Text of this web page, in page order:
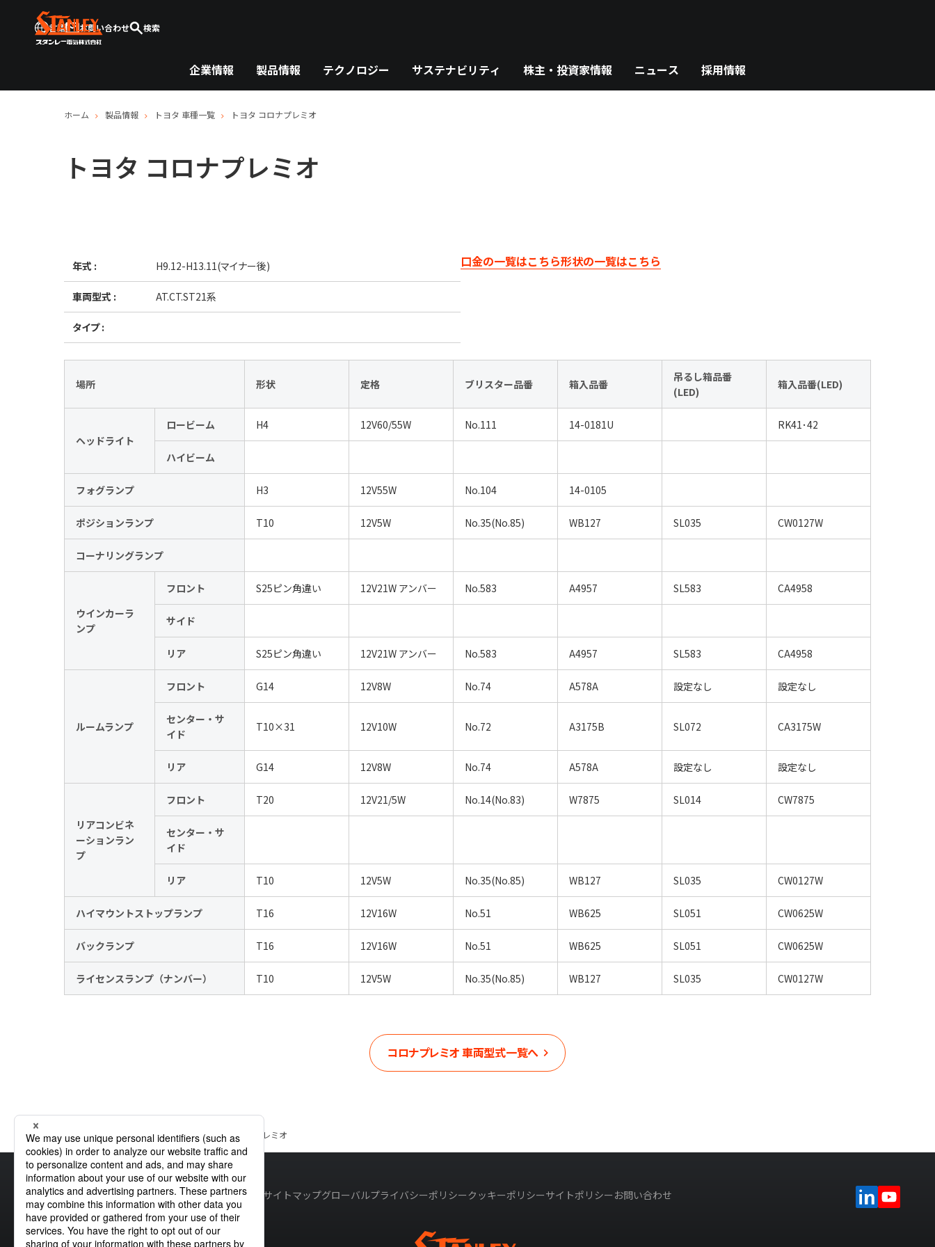
言語 お問い合わせ 検索
企業情報 製品情報 テクノロジー サステナビリティ 株主・投資家情報 ニュース 採用情報
ホーム 製品情報 トヨタ 車種一覧 トヨタ コロナプレミオ
トヨタ コロナプレミオ
年式 : H9.12-H13.11(マイナー後)
車両型式 : AT.CT.ST21系
タイプ :
口金の一覧はこちら形状の一覧はこちら
場所 形状 定格 ブリスター品番 箱入品番
吊るし箱品番
(LED)
箱入品番(LED)
ヘッドライト
ロービーム H4 12V60/55W No.111 14-0181U RK41･42
ハイビーム
フォグランプ H3 12V55W No.104 14-0105
ポジションランプ T10 12V5W No.35(No.85) WB127 SL035 CW0127W
コーナリングランプ
ウインカーラ
ンプ
フロント S25ピン角違い 12V21W アンバー No.583 A4957 SL583 CA4958
サイド
リア S25ピン角違い 12V21W アンバー No.583 A4957 SL583 CA4958
ルームランプ
フロント G14 12V8W No.74 A578A 設定なし 設定なし
センター・サ
イド
T10×31 12V10W No.72 A3175B SL072 CA3175W
リア G14 12V8W No.74 A578A 設定なし 設定なし
リアコンビネ
ーションラン
プ
フロント T20 12V21/5W No.14(No.83) W7875 SL014 CW7875
センター・サ
イド
リア T10 12V5W No.35(No.85) WB127 SL035 CW0127W
ハイマウントストップランプ T16 12V16W No.51 WB625 SL051 CW0625W
バックランプ T16 12V16W No.51 WB625 SL051 CW0625W
ライセンスランプ（ナンバー） T10 12V5W No.35(No.85) WB127 SL035 CW0127W
コロナプレミオ車両型式一覧へ
ホーム 製品情報 トヨタ車種一覧 トヨタ コロナプレミオ
サイトマップグローバルプライバシーポリシークッキーポリシーサイトポリシー お問い合わせ